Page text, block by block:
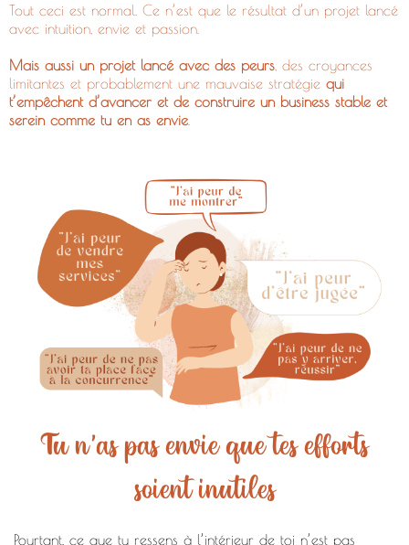
Tout ceci est normal. Ce n’est que le résultat d’un projet lancé
avec intuition, envie et passion.
Mais aussi un projet lancé avec des peurs , des croyances
limitantes et probablement une mauvaise stratégie qui
t’empêchent d’avancer et de construire un business stable et
serein comme tu en as envie
Tu n'as pas envie que tes efforts
soient inutiles
Pourtant, ce que tu ressens à l’intérieur de toi n’est pas